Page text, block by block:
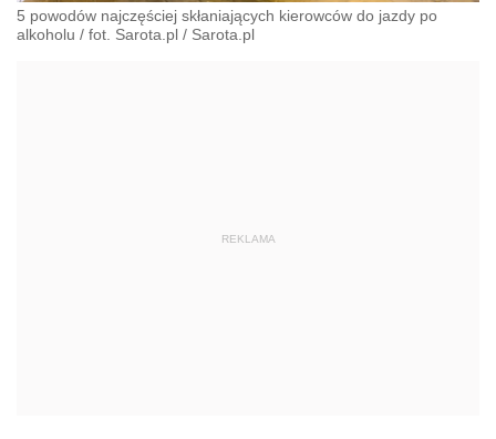
5 powodów najczęściej skłaniających kierowców do jazdy po
alkoholu / fot. Sarota.pl / Sarota.pl